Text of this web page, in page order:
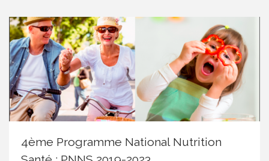
4ème Programme National Nutrition